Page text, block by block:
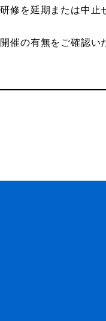
修を延期または中止
催の有無をご確認い